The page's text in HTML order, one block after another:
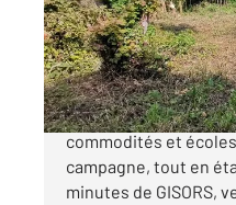
Terrain à vendre
48 000
Situé dans un village
commodités et
campagne, tout en
minutes de GISORS,